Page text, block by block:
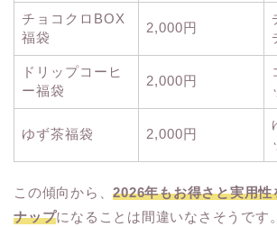
チョコクロBOX
福袋
2,000円
ドリップコーヒ
ー福袋
2,000円
ゆず茶福袋 2,000円
この傾向から、2026年もお得さと実用
ナップになることは間違いなさそうです。